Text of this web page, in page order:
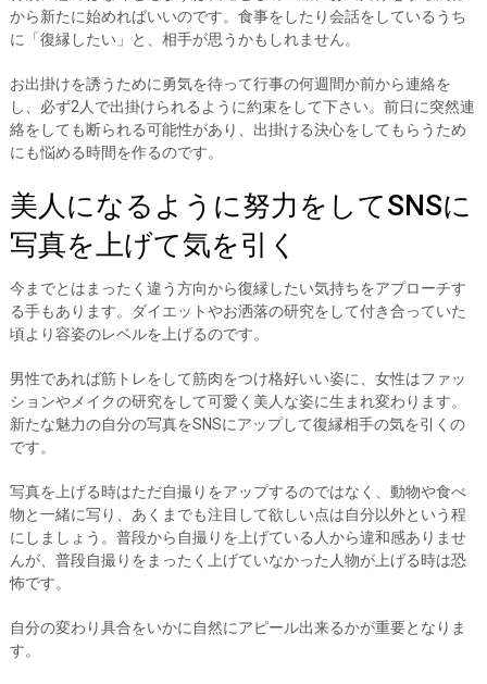
から新たに始めればいいのです。食事をしたり会話をしているうち
に「復縁したい」と、相手が思うかもしれません。
お出掛けを誘うために勇気を待って行事の何週間か前から連絡を
し、必ず2人で出掛けられるように約束をして下さい。前日に突然連
絡をしても断られる可能性があり、出掛ける決心をしてもらうため
にも悩める時間を作るのです。
美人になるように努力をしてSNSに
写真を上げて気を引く
今までとはまったく違う方向から復縁したい気持ちをアプローチす
る手もあります。ダイエットやお洒落の研究をして付き合っていた
頃より容姿のレベルを上げるのです。
男性であれば筋トレをして筋肉をつけ格好いい姿に、女性はファッ
ションやメイクの研究をして可愛く美人な姿に生まれ変わります。
新たな魅力の自分の写真をSNSにアップして復縁相手の気を引くの
です。
写真を上げる時はただ自撮りをアップするのではなく、動物や食べ
物と一緒に写り、あくまでも注目して欲しい点は自分以外という程
にしましょう。普段から自撮りを上げている人から違和感ありませ
んが、普段自撮りをまったく上げていなかった人物が上げる時は恐
怖です。
自分の変わり具合をいかに自然にアピール出来るかが重要となりま
す。